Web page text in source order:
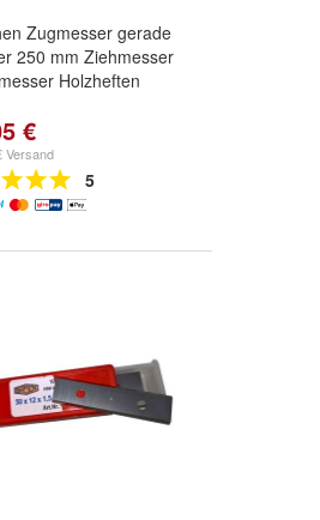
Zugmesser gerade
250 mm Ziehmesser
Holzheften
€
Versand
5